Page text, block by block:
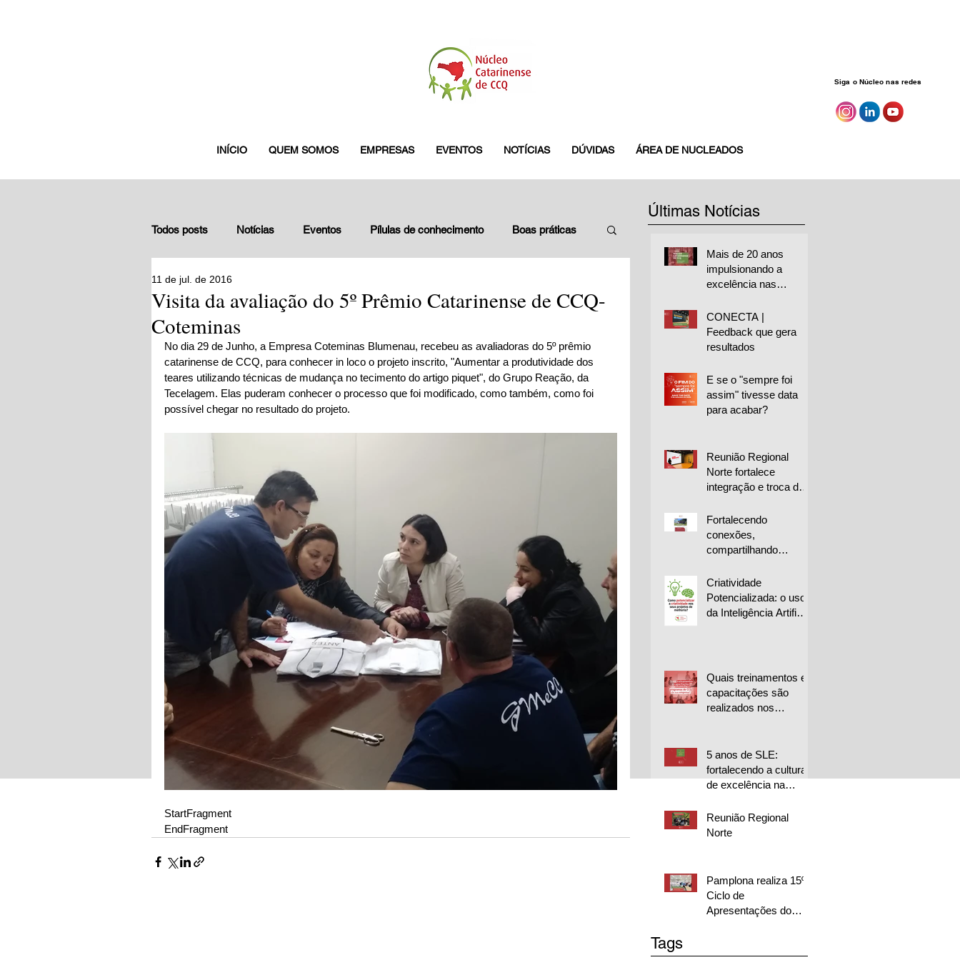
Siga o Núcleo nas redes
INÍCIO QUEM SOMOS EMPRESAS EVENTOS NOTÍCIAS DÚVIDAS ÁREA DE NUCLEADOS
Todos posts Notícias Eventos Pílulas de conhecimento Boas práticas
Depoimentos de gestores nucleados
Visita da avaliação do 5º Prêmio Catarinense de CCQ-
Coteminas
11 de jul. de 2016
No dia 29 de Junho, a Empresa Coteminas Blumenau, recebeu as avaliadoras do 5º prêmio
catarinense de CCQ, para conhecer in loco o projeto inscrito, "Aumentar a produtividade dos
teares utilizando técnicas de mudança no tecimento do artigo piquet", do Grupo Reação, da
Tecelagem. Elas puderam conhecer o processo que foi modificado, como também, como foi
possível chegar no resultado do projeto.
StartFragment
EndFragment
Últimas Notícias
Mais de 20 anos
impulsionando a
excelência nas
CONECTA |
Feedback que gera
resultados
E se o "sempre foi
assim" tivesse data
para acabar?
Reunião Regional
Norte fortalece
integração e troca de
empresas
Fortalecendo
conexões,
compartilhando
impulsionando a
melhoria contínua
Criatividade
Potencializada: o uso
da Inteligência Artificial
Quais treinamentos e
capacitações são
realizados nos
5 anos de SLE:
fortalecendo a cultura
de excelência na
Reunião Regional
Norte
Pamplona realiza 15º
Ciclo de
Apresentações do
excelência dos
Tags